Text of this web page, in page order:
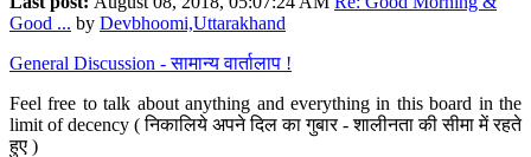
Good ... by Devbhoomi,Uttarakhand
General Discussion - सामान्य वार्तालाप !
Feel free to talk about anything and everything in this board in the
limit of decency ( निकालिये अपने दिल का गुबार - शालीनता की सीमा में रहते
हुए )